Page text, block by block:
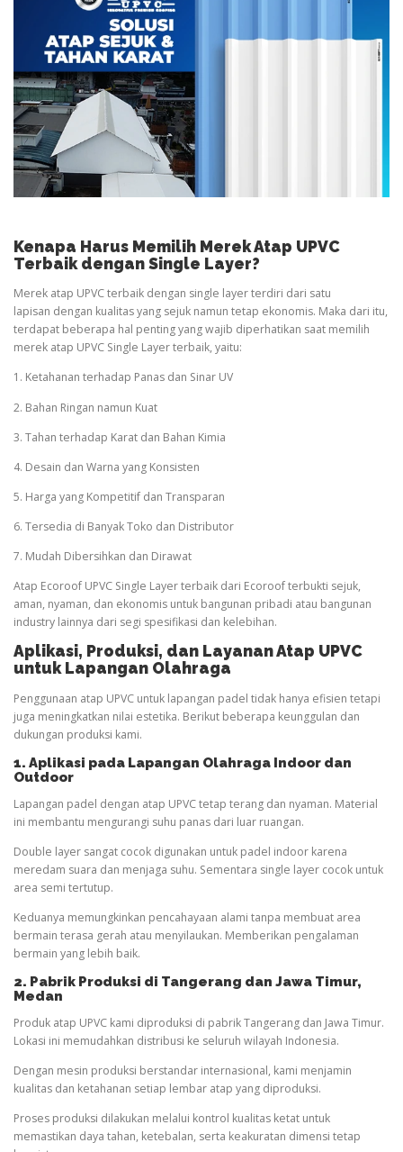
Kenapa Harus Memilih Merek Atap UPVC
Terbaik dengan Single Layer?
Merek atap UPVC terbaik dengan single layer terdiri dari satu
lapisan dengan kualitas yang sejuk namun tetap ekonomis. Maka dari itu,
terdapat beberapa hal penting yang wajib diperhatikan saat memilih
merek atap UPVC Single Layer terbaik, yaitu:
1. Ketahanan terhadap Panas dan Sinar UV
2. Bahan Ringan namun Kuat
3. Tahan terhadap Karat dan Bahan Kimia
4. Desain dan Warna yang Konsisten
5. Harga yang Kompetitif dan Transparan
6. Tersedia di Banyak Toko dan Distributor
7. Mudah Dibersihkan dan Dirawat
Atap Ecoroof UPVC Single Layer terbaik dari Ecoroof terbukti sejuk,
aman, nyaman, dan ekonomis untuk bangunan pribadi atau bangunan
industry lainnya dari segi spesifikasi dan kelebihan.
Aplikasi, Produksi, dan Layanan Atap UPVC
untuk Lapangan Olahraga
Penggunaan atap UPVC untuk lapangan padel tidak hanya efisien tetapi
juga meningkatkan nilai estetika. Berikut beberapa keunggulan dan
dukungan produksi kami.
1. Aplikasi pada Lapangan Olahraga Indoor dan
Outdoor
Lapangan padel dengan atap UPVC tetap terang dan nyaman. Material
ini membantu mengurangi suhu panas dari luar ruangan.
Double layer sangat cocok digunakan untuk padel indoor karena
meredam suara dan menjaga suhu. Sementara single layer cocok untuk
area semi tertutup.
Keduanya memungkinkan pencahayaan alami tanpa membuat area
bermain terasa gerah atau menyilaukan. Memberikan pengalaman
bermain yang lebih baik.
2. Pabrik Produksi di Tangerang dan Jawa Timur,
Medan
Produk atap UPVC kami diproduksi di pabrik Tangerang dan Jawa Timur.
Lokasi ini memudahkan distribusi ke seluruh wilayah Indonesia.
Dengan mesin produksi berstandar internasional, kami menjamin
kualitas dan ketahanan setiap lembar atap yang diproduksi.
Proses produksi dilakukan melalui kontrol kualitas ketat untuk
memastikan daya tahan, ketebalan, serta keakuratan dimensi tetap